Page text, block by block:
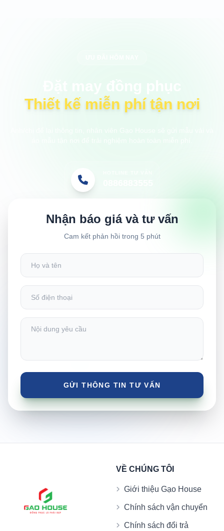
Thiết kế miễn phí tận nơi
Nhận báo giá và tư vấn
Cam kết phản hồi trong 5 phút
VỀ CHÚNG TÔI
Giới thiệu Gạo House
Chính sách vận chuyển
Chính sách đổi trả